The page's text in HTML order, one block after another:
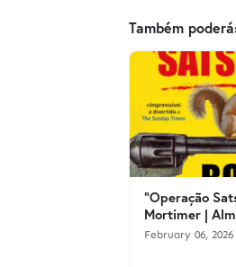
Também
"Operação
Mortimer |
February 06, 2026